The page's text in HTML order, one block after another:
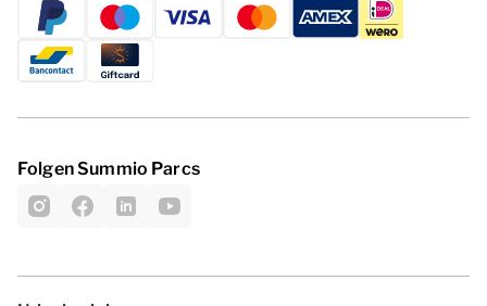
Folgen Summio Parcs